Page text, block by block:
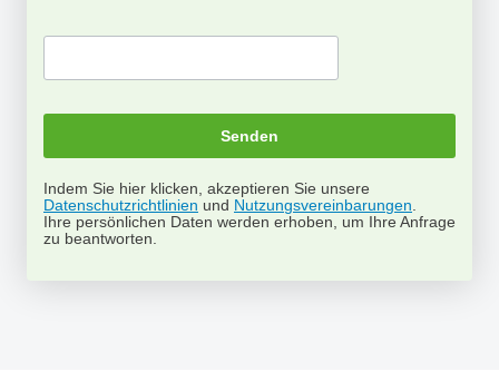
Indem Sie hier klicken, akzeptieren Sie unsere
Datenschutzrichtlinien und Nutzungsvereinbarungen.
Ihre persönlichen Daten werden erhoben, um Ihre Anfrage
zu beantworten.